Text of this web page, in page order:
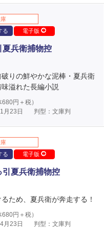
る
電子版
夏兵衛捕物控
りの鮮やかな泥棒・夏兵衛
溢れた長編小説
680円＋税）
月23日
判型：文庫判
る
電子版
引夏兵衛捕物控
ため、夏兵衛が奔走する！
680円＋税）
月23日
判型：文庫判